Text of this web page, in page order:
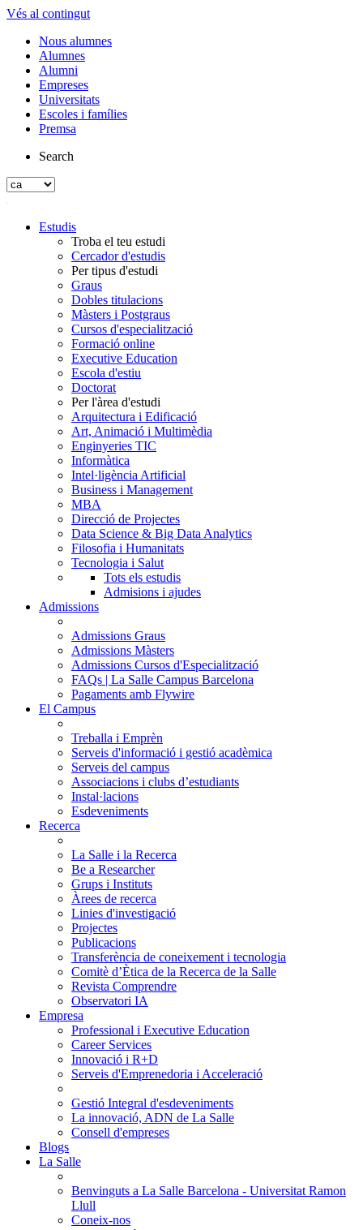
Vés al contingut
Nous alumnes
Alumnes
Alumni
Empreses
Universitats
Escoles i famílies
Premsa
Search
Estudis
Troba el teu estudi
Cercador d'estudis
Per tipus d'estudi
Graus
Dobles titulacions
Màsters i Postgraus
Cursos d'especialització
Formació online
Executive Education
Escola d'estiu
Doctorat
Per l'àrea d'estudi
Arquitectura i Edificació
Art, Animació i Multimèdia
Enginyeries TIC
Informàtica
Intel·ligència Artificial
Business i Management
MBA
Direcció de Projectes
Data Science & Big Data Analytics
Filosofia i Humanitats
Tecnologia i Salut
Tots els estudis
Admisions i ajudes
Admissions
Admissions Graus
Admissions Màsters
Admissions Cursos d'Especialització
FAQs | La Salle Campus Barcelona
Pagaments amb Flywire
El Campus
Treballa i Emprèn
Serveis d'informació i gestió acadèmica
Serveis del campus
Associacions i clubs d’estudiants
Instal·lacions
Esdeveniments
Recerca
La Salle i la Recerca
Be a Researcher
Grups i Instituts
Àrees de recerca
Linies d'investigació
Projectes
Publicacions
Transferència de coneixement i tecnologia
Comitè d’Ètica de la Recerca de la Salle
Revista Comprendre
Observatori IA
Empresa
Professional i Executive Education
Career Services
Innovació i R+D
Serveis d'Emprenedoria i Acceleració
Gestió Integral d'esdeveniments
La innovació, ADN de La Salle
Consell d'empreses
Blogs
La Salle
Benvinguts a La Salle Barcelona - Universitat Ramon
Llull
Coneix-nos